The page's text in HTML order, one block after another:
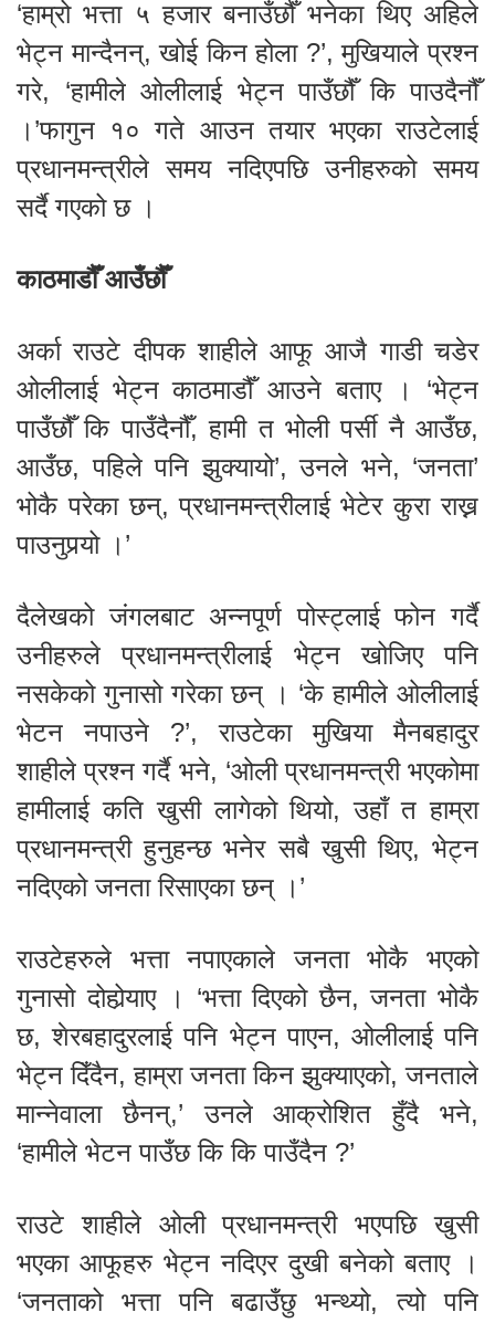
‘हाम्रो भत्ता ५ हजार बनाउँछौँ भनेका थिए अहिले
भेट्न मान्दैनन्, खोई किन होला ?’, मुखियाले प्रश्न
गरे, ‘हामीले ओलीलाई भेट्न पाउँछौँ कि पाउदैनौँ
।’फागुन १० गते आउन तयार भएका राउटेलाई
प्रधानमन्त्रीले समय नदिएपछि उनीहरुको समय
सर्दै गएको छ ।
काठमाडौँ आउँछौँ
अर्का राउटे दीपक शाहीले आफू आजै गाडी चडेर
ओलीलाई भेट्न काठमाडौँ आउने बताए । ‘भेट्न
पाउँछौँ कि पाउँदैनौँ, हामी त भोली पर्सी नै आउँछ,
आउँछ, पहिले पनि झुक्यायो’, उनले भने, ‘जनता’
भोकै परेका छन्, प्रधानमन्त्रीलाई भेटेर कुरा राख्न
पाउनुपर्‍यो ।’
दैलेखको जंगलबाट अन्नपूर्ण पोस्ट्लाई फोन गर्दै
उनीहरुले प्रधानमन्त्रीलाई भेट्न खोजिए पनि
नसकेको गुनासो गरेका छन् । ‘के हामीले ओलीलाई
भेटन नपाउने ?’, राउटेका मुखिया मैनबहादुर
शाहीले प्रश्न गर्दै भने, ‘ओली प्रधानमन्त्री भएकोमा
हामीलाई कति खुसी लागेको थियो, उहाँ त हाम्रा
प्रधानमन्त्री हुनुहन्छ भनेर सबै खुसी थिए, भेट्न
नदिएको जनता रिसाएका छन् ।’
राउटेहरुले भत्ता नपाएकाले जनता भोकै भएको
गुनासो दोहोर्‍याए । ‘भत्ता दिएको छैन, जनता भोकै
छ, शेरबहादुरलाई पनि भेट्न पाएन, ओलीलाई पनि
भेट्न दिँदैन, हाम्रा जनता किन झुक्याएको, जनताले
मान्नेवाला छैनन्,’ उनले आक्रोशित हुँदै भने,
‘हामीले भेटन पाउँछ कि कि पाउँदैन ?’
राउटे शाहीले ओली प्रधानमन्त्री भएपछि खुसी
भएका आफूहरु भेट्न नदिएर दुखी बनेको बताए ।
‘जनताको भत्ता पनि बढाउँछु भन्थ्यो, त्यो पनि